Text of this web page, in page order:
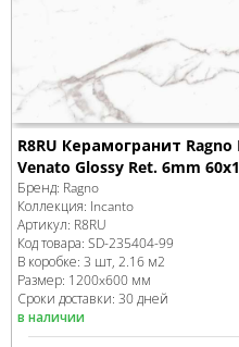
R8RU Керамогранит
Venato Glossy Ret. 6mm
Бренд: Ragno
Коллекция: Incanto
Артикул: R8RU
Код товара: SD-235404-99
В коробке: 3 шт, 2.16 м2
Размер: 1200x600 мм
Сроки доставки: 30 дней
в наличии